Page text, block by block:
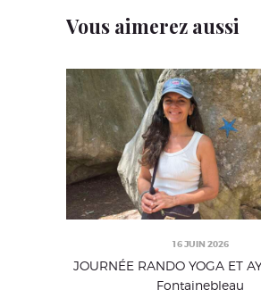
Vous aimerez aussi
16 JUIN 2026
JOURNÉE RANDO YOGA ET
Fontainebleau